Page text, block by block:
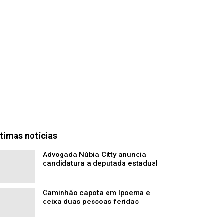
notícias
Advogada Núbia Citty anuncia
candidatura a deputada estadual
Caminhão capota em Ipoema e
deixa duas pessoas feridas